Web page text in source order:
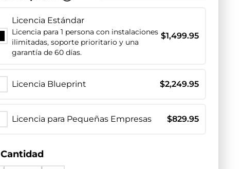
Licencia Estándar
Licencia para 1 persona con instalaciones
ilimitadas, soporte prioritario y una
garantía de 60 días.
$1,499.95
Licencia Blueprint $2,249.95
Licencia para Pequeñas Empresas $829.95
Cantidad